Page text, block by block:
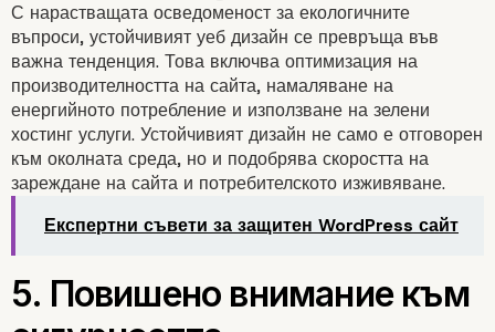
3. Headless WordPress
С нарастващата осведоменост за екологичните
въпроси, устойчивият уеб дизайн се превръща във
важна тенденция. Това включва оптимизация на
производителността на сайта, намаляване на
енергийното потребление и използване на зелени
хостинг услуги. Устойчивият дизайн не само е отговорен
към околната среда, но и подобрява скоростта на
зареждане на сайта и потребителското изживяване.
Експертни съвети за защитен WordPress сайт